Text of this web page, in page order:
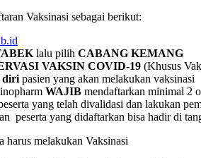
Vaksinasi sebagai berikut:
lalu pilih CABANG KEMANG
VAKSIN COVID-19 (Khusus
diri pasien yang akan melakukan vaksinasi
WAJIB mendaftarkan minimal 2
yang telah divalidasi dan lakukan
peserta yang didaftarkan bisa hadir di
melakukan Vaksinasi